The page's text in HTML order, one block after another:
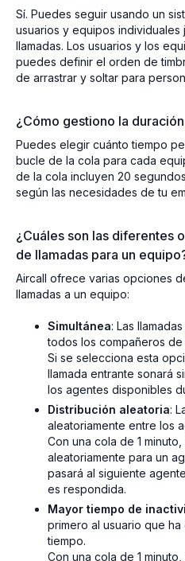
Sí. Puedes seguir usando un
usuarios y equipos
llamadas. Los usuarios y los
puedes definir el orden de
de arrastrar y soltar para
¿Cómo gestiono la
Puedes elegir cuánto tiempo
bucle de la cola para cada
de la cola incluyen 20
según las necesidades de tu
¿Cuáles son las diferentes
de llamadas para un
Aircall ofrece varias opciones
llamadas a un equipo:
Simultánea: Las
todos los compañeros
Si se selecciona esta
llamada entrante sonará
los agentes disponibles
Distribución aleatoria:
aleatoriamente entre los
Con una cola de 1
aleatoriamente para un
pasará al siguiente
es respondida.
Mayor tiempo de
primero al usuario que
tiempo.
Con una cola de 1